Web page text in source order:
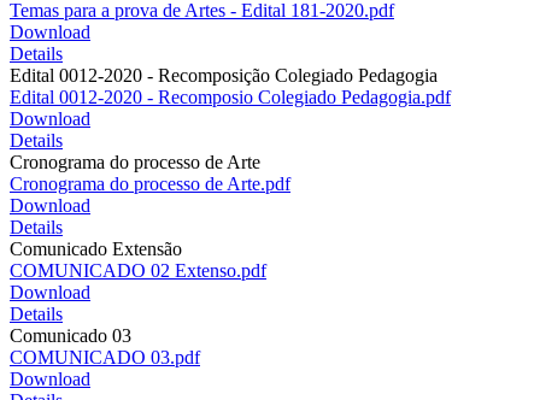
Temas para a prova de Artes - Edital 181-2020.pdf
Download
Details
Edital 0012-2020 - Recomposição Colegiado Pedagogia
Edital 0012-2020 - Recomposio Colegiado Pedagogia.pdf
Download
Details
Cronograma do processo de Arte
Cronograma do processo de Arte.pdf
Download
Details
Comunicado Extensão
COMUNICADO 02 Extenso.pdf
Download
Details
Comunicado 03
COMUNICADO 03.pdf
Download